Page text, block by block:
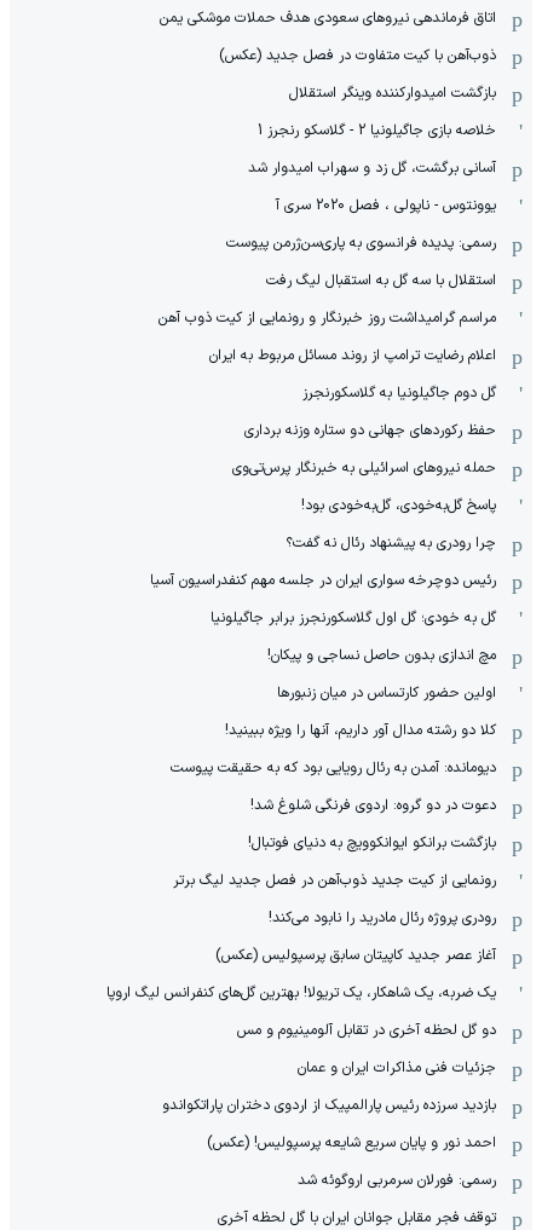
اتاق فرماندهی نیروهای سعودی هدف حملات موشکی یمن
ذوب‌آهن با کیت متفاوت در فصل جدید (عکس)
بازگشت امیدوارکننده وینگر استقلال
خلاصه بازی جاگیلونیا 2 - گلاسکو رنجرز 1
آسانی برگشت، گل زد و سهراب امیدوار شد
یوونتوس - ناپولی ، فصل 2020 سری آ
رسمی: پدیده فرانسوی به پاری‌سن‌ژرمن پیوست
استقلال با سه گل به استقبال لیگ رفت
مراسم گرامیداشت روز خبرنگار و رونمایی از کیت ذوب آهن
اعلام رضایت ترامپ از روند مسائل مربوط به ایران
گل دوم جاگیلونیا به گلاسکورنجرز
حفظ رکوردهای جهانی دو ستاره وزنه برداری
حمله نیروهای اسرائیلی به خبرنگار پرس‌تی‌وی
پاسخ گل‌به‌خودی، گل‌به‌خودی بود!
چرا رودری به پیشنهاد رئال نه گفت؟
رئیس دوچرخه سواری ایران در جلسه مهم کنفدراسیون آسیا
گل به خودی؛ گل اول گلاسکورنجرز برابر جاگیلونیا
مچ اندازی بدون حاصل نساجی و پیکان!
اولین حضور کارتساس در میان زنبورها
کلا دو‌ رشته مدال آور داریم، آنها را ویژه ببینید!
دیومانده: آمدن به رئال رویایی بود که به حقیقت پیوست
دعوت در دو گروه: اردوی فرنگی شلوغ شد!
بازگشت برانکو ایوانکوویچ به دنیای فوتبال!
رونمایی از کیت جدید ذوب‌آهن در فصل جدید لیگ برتر
رودری پروژه رئال مادرید را نابود می‌کند!
آغاز عصر جدید کاپیتان سابق پرسپولیس (عکس)
یک ضربه، یک شاهکار، یک تریولا! بهترین گل‌های کنفرانس لیگ اروپا
دو گل لحظه آخری در تقابل آلومینیوم و مس
جزئیات فنی مذاکرات ایران و عمان
بازدید سرزده رئیس پارالمپیک از اردوی دختران پاراتکواندو
احمد نور و پایان سریع شایعه پرسپولیس! (عکس)
رسمی: فورلان سرمربی اروگوئه شد
توقف فجر مقابل جوانان ایران با گل لحظه آخری